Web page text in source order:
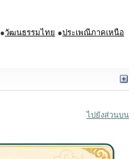
●วัฒนธรรมไทย ●ประเพณีภาคเหนือ
ไปยังส่วนบน